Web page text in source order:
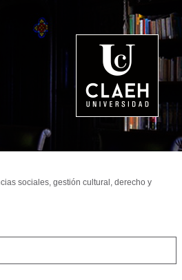
sociales, gestión cultural, derecho y